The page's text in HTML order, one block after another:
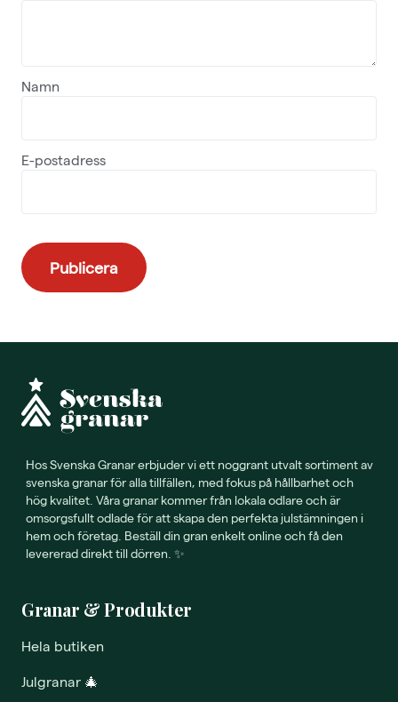
Namn
E-postadress
Hos Svenska Granar erbjuder vi ett noggrant utvalt sortiment av
svenska granar för alla tillfällen, med fokus på hållbarhet och
hög kvalitet. Våra granar kommer från lokala odlare och är
omsorgsfullt odlade för att skapa den perfekta julstämningen i
hem och företag. Beställ din gran enkelt online och få den
levererad direkt till dörren. ✨
Granar & Produkter
Hela butiken
Julgranar 🎄